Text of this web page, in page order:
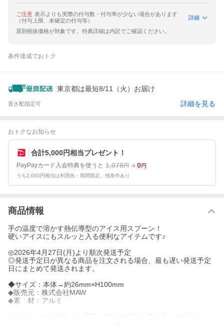
ご注意 表示よりも実際の付与数・付与率が少ない場合があります
（付与上限、未確定の付与等）
詳細
原則税抜価格が対象です。特典詳細は内訳でご確認ください。
条件達成でおトク
東京都は最短8/11（火）お届け
置き配指定可 詳細を見る
おトクなお知らせ
合計5,000円相当プレゼント！
PayPayカード入会特典を使うと 1,078円 0円
うち2,000円相当は利用先・期間限定。他条件あり
商品情報
手の温度で溶かす熱伝導型のアイス用スプーン！
硬いアイスにもスルッと入る便利なアイテムです♪
◎2026年4月27日(月)より順次発送予定
◎発送予定日が異なる商品を注文される場合、最も遅い発送予定
日にまとめて発送されます。
◆サイズ：本体→約26mm×H100mm
◆販売元：株式会社MAW
◆素 材：アルミ